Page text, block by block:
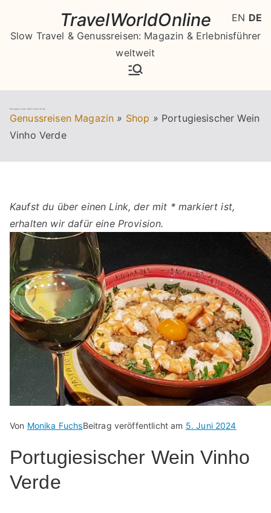
springen
TravelWorldOnline
Slow Travel & Genussreisen: Magazin & Erlebnisführer
weltweit
Portugiesischer Wein Vinho Verde
Genussreisen Magazin » Shop » Portugiesischer Wein
Vinho Verde
Kaufst du über einen Link, der mit * markiert ist,
erhalten wir dafür eine Provision.
Von Monika FuchsBeitrag veröffentlicht am 5. Juni 2024
Portugiesischer Wein Vinho
Verde
EN DE